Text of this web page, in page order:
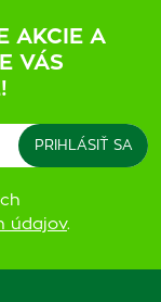
AKCIE A
VÁS
údajov.